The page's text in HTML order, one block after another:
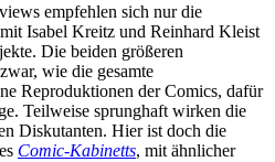
empfehlen sich nur die
Isabel Kreitz und Reinhard Kleist
Die beiden größeren
wie die gesamte
Reproduktionen der Comics, dafür
Teilweise sprunghaft wirken die
Diskutanten. Hier ist doch die
Comic-Kabinetts, mit ähnlicher